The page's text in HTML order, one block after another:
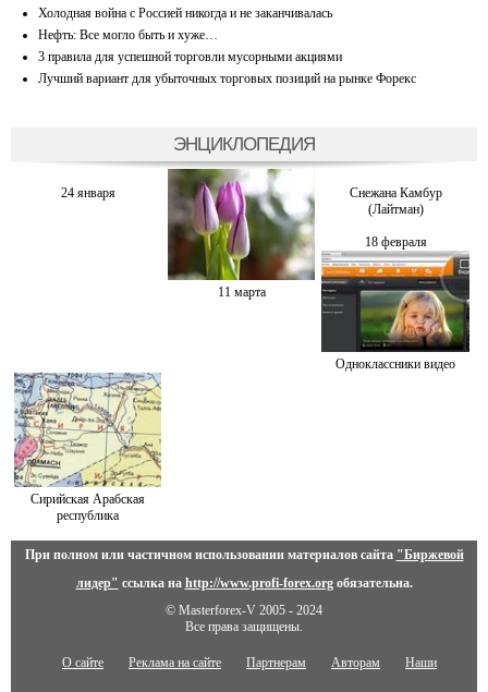
Холодная война с Россией никогда и не заканчивалась
Нефть: Все могло быть и хуже…
3 правила для успешной торговли мусорными акциями
Лучший вариант для убыточных торговых позиций на рынке Форекс
ЭНЦИКЛОПЕДИЯ
24 января
11 марта
Снежана Камбур
(Лайтман)
18 февраля
Одноклассники видео
Сирийская Арабская
республика
При полном или частичном использовании материалов сайта "Биржевой
лидер" ссылка на http://www.profi-forex.orgобязательна.
© Masterforex-V 2005 - 2024
Все права защищены.
О сайте Реклама на сайте Партнерам Авторам Наши